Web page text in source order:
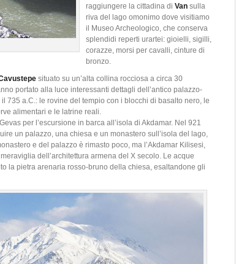
raggiungere la cittadina di Van sulla
riva del lago omonimo dove visitiamo
il Museo Archeologico, che conserva
splendidi reperti urartei: gioielli, sigilli,
corazze, morsi per cavalli, cinture di
bronzo.
situato su un’alta collina rocciosa a circa 30
portato alla luce interessanti dettagli dell’antico palazzo-
735 a.C.: le rovine del tempio con i blocchi di basalto nero, le
alimentari e le latrine reali.
per l’escursione in barca all’isola di Akdamar. Nel 921
un palazzo, una chiesa e un monastero sull’isola del lago,
e del palazzo è rimasto poco, ma l’Akdamar Kilisesi,
dell’architettura armena del X secolo. Le acque
la pietra arenaria rosso-bruno della chiesa, esaltandone gli